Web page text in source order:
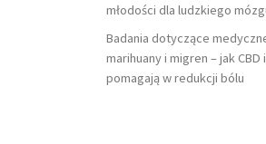
młodości dla ludzkiego
Badania dotyczące
marihuany i migren – jak CBD
pomagają w redukcji bólu